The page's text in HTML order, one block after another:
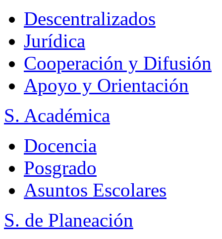
Descentralizados
Jurídica
Cooperación y Difusión
Apoyo y Orientación
S. Académica
Docencia
Posgrado
Asuntos Escolares
S. de Planeación